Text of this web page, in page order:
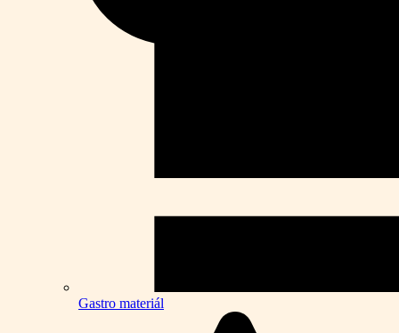
Gastro materiál